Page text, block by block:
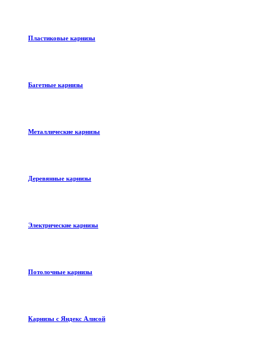
Пластиковые карнизы
Багетные карнизы
Металлические карнизы
Деревянные карнизы
Электрические карнизы
Потолочные карнизы
Карнизы с Яндекс Алисой